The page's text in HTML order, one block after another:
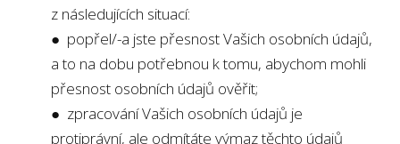
z následujících situací:
● popřel/-a jste přesnost Vašich osobních údajů,
a to na dobu potřebnou k tomu, abychom mohli
přesnost osobních údajů ověřit;
● zpracování Vašich osobních údajů je
protiprávní, ale odmítáte výmaz těchto údajů